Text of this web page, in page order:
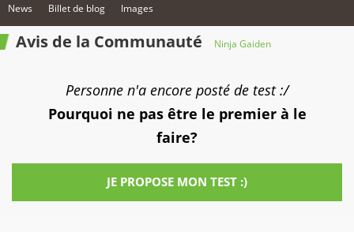
News Billet de blog Images
Avis de la Communauté Ninja Gaiden
Personne n'a encore posté de test :/
Pourquoi ne pas être le premier à le
faire?
JE PROPOSE MON TEST :)